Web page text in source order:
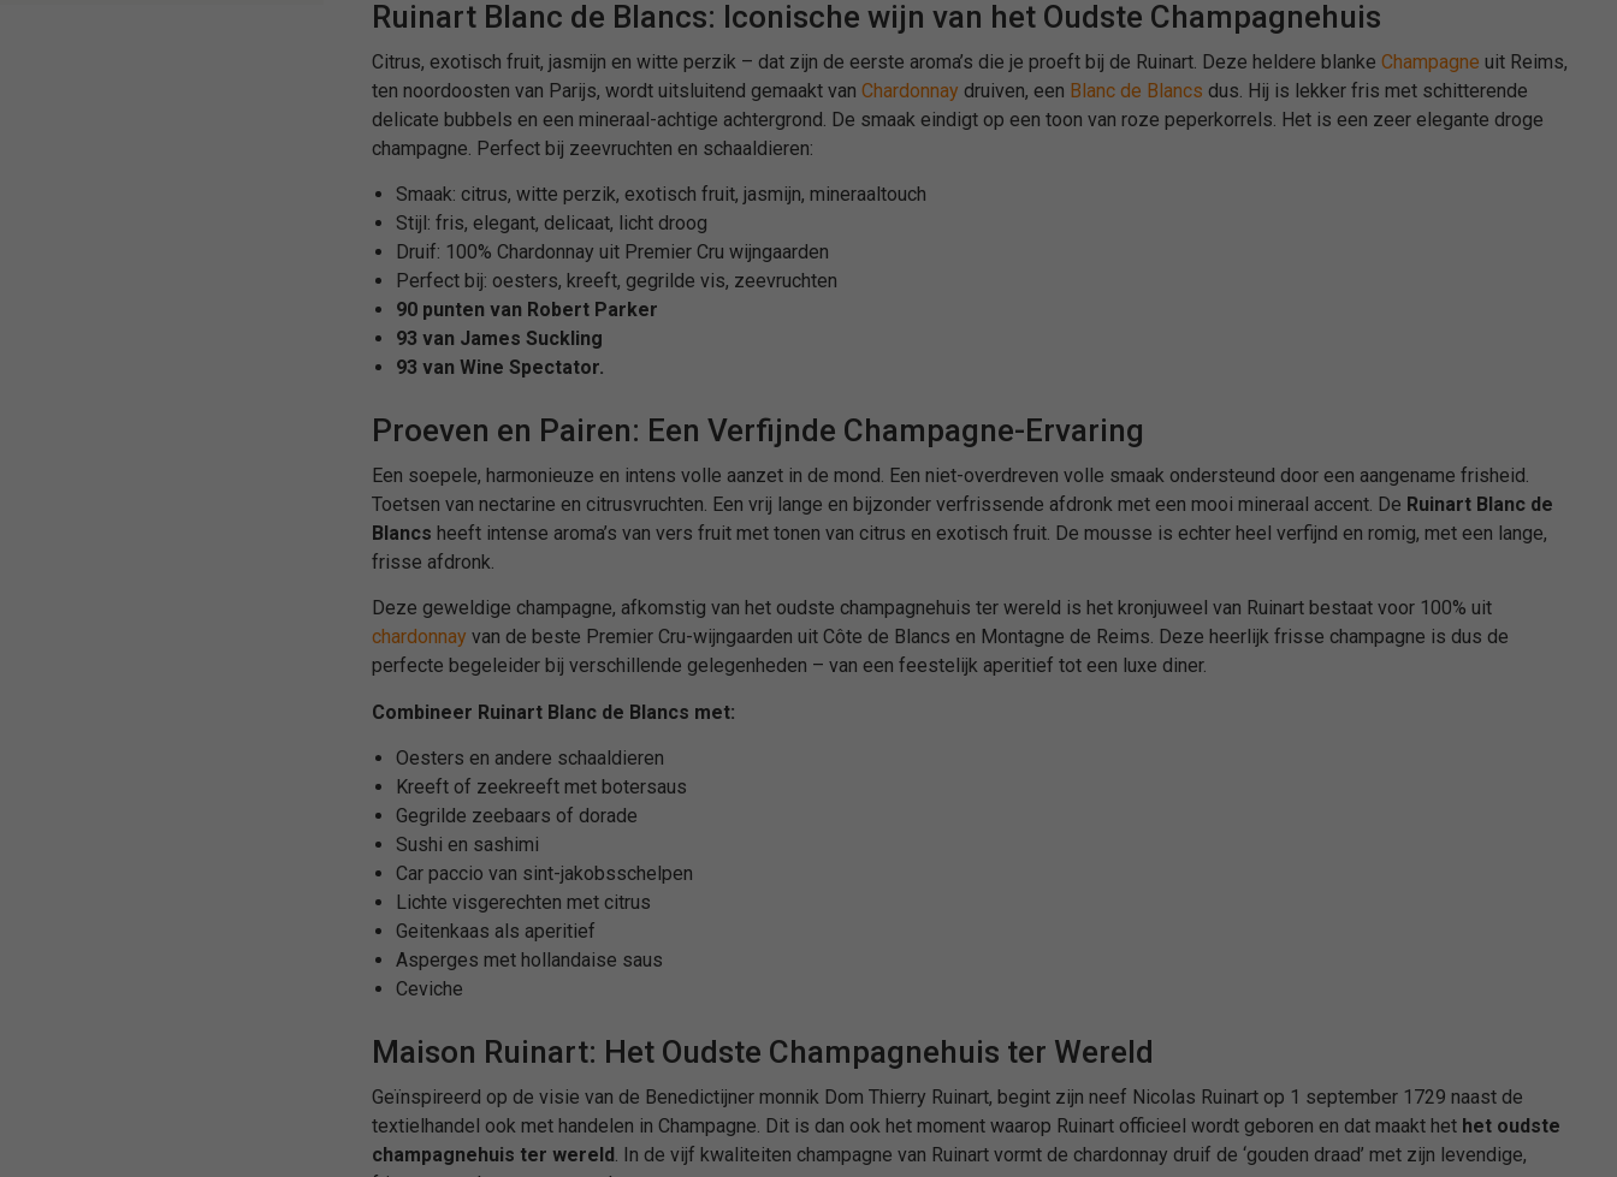
Ruinart Blanc de Blancs: Iconische wijn van het Oudste Champagnehuis
Citrus, exotisch fruit, jasmijn en witte perzik – dat zijn de eerste aroma’s die je proeft bij de Ruinart. Deze heldere blanke Champagne uit Reims,
ten noordoosten van Parijs, wordt uitsluitend gemaakt van Chardonnay druiven, een Blanc de Blancs dus. Hij is lekker fris met schitterende
delicate bubbels en een mineraal-achtige achtergrond. De smaak eindigt op een toon van roze peperkorrels. Het is een zeer elegante droge
champagne. Perfect bij zeevruchten en schaaldieren:
Smaak: citrus, witte perzik, exotisch fruit, jasmijn, mineraaltouch
Stijl: fris, elegant, delicaat, licht droog
Druif: 100% Chardonnay uit Premier Cru wijngaarden
Perfect bij: oesters, kreeft, gegrilde vis, zeevruchten
90 punten van Robert Parker
93 van James Suckling
93 van Wine Spectator.
Proeven en Pairen: Een Verfijnde Champagne-Ervaring
Een soepele, harmonieuze en intens volle aanzet in de mond. Een niet-overdreven volle smaak ondersteund door een aangename frisheid.
Toetsen van nectarine en citrusvruchten. Een vrij lange en bijzonder verfrissende afdronk met een mooi mineraal accent. De Ruinart Blanc de
Blancs heeft intense aroma’s van vers fruit met tonen van citrus en exotisch fruit. De mousse is echter heel verfijnd en romig, met een lange,
frisse afdronk.
Deze geweldige champagne, afkomstig van het oudste champagnehuis ter wereld is het kronjuweel van Ruinart bestaat voor 100% uit
chardonnay van de beste Premier Cru-wijngaarden uit Côte de Blancs en Montagne de Reims. Deze heerlijk frisse champagne is dus de
perfecte begeleider bij verschillende gelegenheden – van een feestelijk aperitief tot een luxe diner.
Combineer Ruinart Blanc de Blancs met:
Oesters en andere schaaldieren
Kreeft of zeekreeft met botersaus
Gegrilde zeebaars of dorade
Sushi en sashimi
Car paccio van sint-jakobsschelpen
Lichte visgerechten met citrus
Geitenkaas als aperitief
Asperges met hollandaise saus
Ceviche
Maison Ruinart: Het Oudste Champagnehuis ter Wereld
Geïnspireerd op de visie van de Benedictijner monnik Dom Thierry Ruinart, begint zijn neef Nicolas Ruinart op 1 september 1729 naast de
textielhandel ook met handelen in Champagne. Dit is dan ook het moment waarop Ruinart officieel wordt geboren en dat maakt het het oudste
champagnehuis ter wereld. In de vijf kwaliteiten champagne van Ruinart vormt de chardonnay druif de ‘gouden draad’ met zijn levendige,